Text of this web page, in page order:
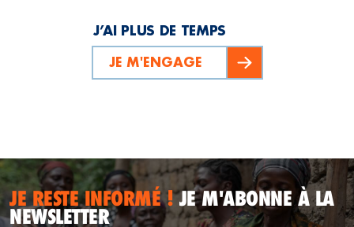
J’AI PLUS DE TEMPS
JE M'ENGAGE
JE RESTE INFORMÉ !JE M'ABONNE À LA
NEWSLETTER